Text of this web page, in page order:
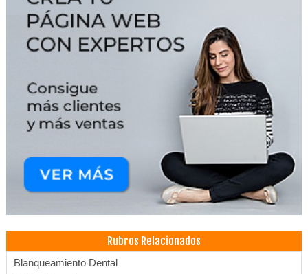
Rubros Relacionados
Blanqueamiento Dental